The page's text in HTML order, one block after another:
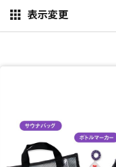
表示変更